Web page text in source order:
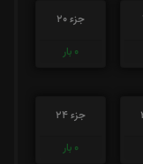
جزء 20
0 بار
جزء 24
0 بار